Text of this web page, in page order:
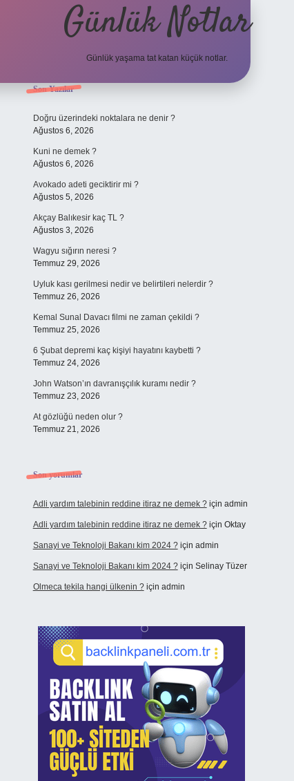
Günlük Notlar
Günlük yaşama tat katan küçük notlar.
Sidebar
Son Yazılar
Doğru üzerindeki noktalara ne denir ?
Ağustos 6, 2026
Kuni ne demek ?
Ağustos 6, 2026
Avokado adeti geciktirir mi ?
Ağustos 5, 2026
Akçay Balıkesir kaç TL ?
Ağustos 3, 2026
Wagyu sığırın neresi ?
Temmuz 29, 2026
Uyluk kası gerilmesi nedir ve belirtileri nelerdir ?
Temmuz 26, 2026
Kemal Sunal Davacı filmi ne zaman çekildi ?
Temmuz 25, 2026
6 Şubat depremi kaç kişiyi hayatını kaybetti ?
Temmuz 24, 2026
John Watson’ın davranışçılık kuramı nedir ?
Temmuz 23, 2026
At gözlüğü neden olur ?
Temmuz 21, 2026
Son yorumlar
Adli yardım talebinin reddine itiraz ne demek ?için admin
Adli yardım talebinin reddine itiraz ne demek ?için Oktay
Sanayi ve Teknoloji Bakanı kim 2024 ?için admin
Sanayi ve Teknoloji Bakanı kim 2024 ?için Selinay Tüzer
Olmeca tekila hangi ülkenin ?için admin